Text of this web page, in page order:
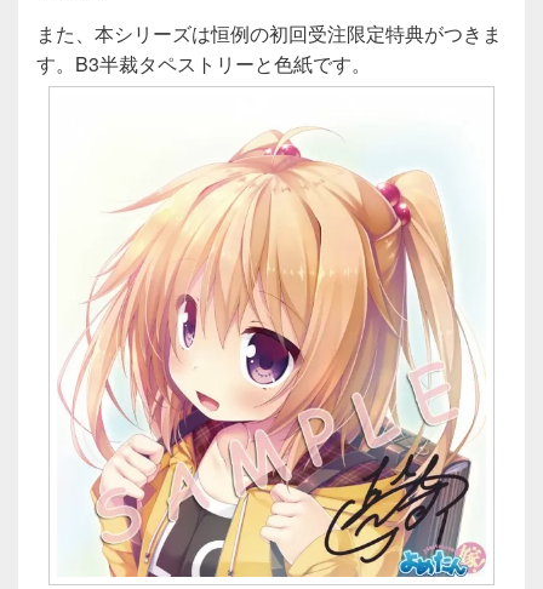
また、本シリーズは恒例の初回受注限定特典がつきま
す。B3半裁タペストリーと色紙です。